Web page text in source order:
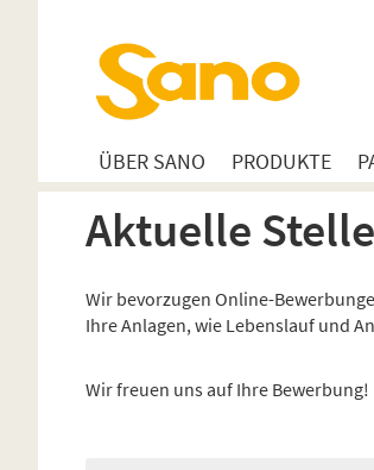
ÜBER SANO PRODUKTE
Aktuelle
Wir bevorzugen Online-
Ihre Anlagen, wie Lebenslauf und
Wir freuen uns auf Ihre Bewerbung!